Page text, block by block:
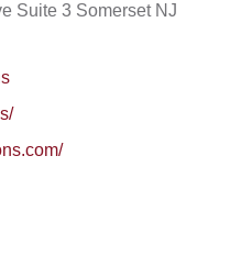
Suite 3 Somerset NJ